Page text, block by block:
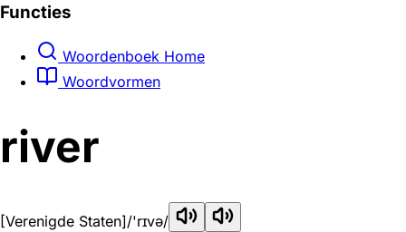
Functies
Woordenboek Home
Woordvormen
river
[Verenigde Staten]/'rɪvə/